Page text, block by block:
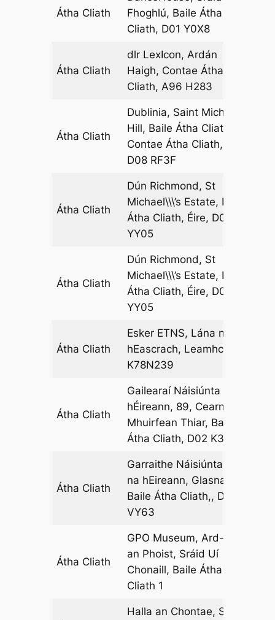
Átha Cliath
Fhoghlú, Baile Átha
Cliath, D01 Y0X8
Átha Cliath
dlr LexIcon, Ardán
Haigh, Contae Átha
Cliath, A96 H283
Átha Cliath
Dublinia, Saint Michael\’s
Hill, Baile Átha Cliath,
Contae Átha Cliath, Éire,
D08 RF3F
Átha Cliath
Dún Richmond, St
Michael\\\’s Estate, Baile
Átha Cliath, Éire, D08
YY05
Átha Cliath
Dún Richmond, St
Michael\\\’s Estate, Baile
Átha Cliath, Éire, D08
YY05
Átha Cliath
Esker ETNS, Lána na
hEascrach, Leamhcán,
K78N239
Átha Cliath
Gailearaí Náisiúnta na
hÉireann, 89, Cearnóg
Mhuirfean Thiar, Baile
Átha Cliath, D02 K303
Átha Cliath
Garraithe Náisiúnta Lus
na hEireann, Glasnaíon,
Baile Átha Cliath,, D09
VY63
Átha Cliath
GPO Museum, Ard-Oifig
an Phoist, Sráid Uí
Chonaill, Baile Átha
Cliath 1
Halla an Chontae, Sord,